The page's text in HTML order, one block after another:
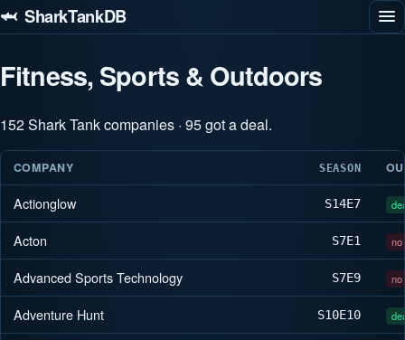
🦈 SharkTankDB
Fitness, Sports & Outdoors
152 Shark Tank companies · 95 got a deal.
COMPANY SEASON
Actionglow S14E7
Acton S7E1 no
Advanced Sports Technology S7E9 no
Adventure Hunt S10E10